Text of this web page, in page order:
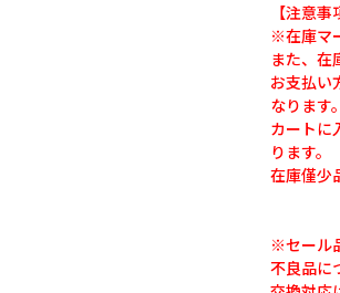
【注意
※在庫マ
また、在
お支払い
なります。
カートに
ります。
在庫僅少
※セール
不良品に